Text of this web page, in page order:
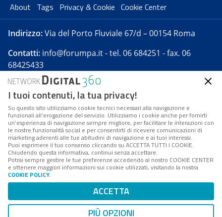
About Tags Privacy & Cookie Cookie Center
Indirizzo:Via del Porto Fluviale 67/d – 00154 Roma
Contatti: info@forumpa.it- tel. 06 684251 - fax. 06
68425433
Forumpa.itè una pubblicazione telematica iscritta
presso Registro della stampa del Tribunale di Roma -
Reg. n. 182 del 2 maggio 2008 - Direttore resp. Michela
Stentella
FPA s.r.l. è società soggetta a Direzione e
Coordinamento da parte di Digital360 S.p.A. - FPA s.r.l.
è un'azienda certificata per il sistema di management
Codice Fiscale/Partita IVA n. 10693191008 - R.E.A. Roma
n. 1249791. ISP AWS
Mappa del sito
I tuoi contenuti, la tua privacy!
Su questo sito utilizziamo cookie tecnici necessari alla navigazione e
funzionali all’erogazione del servizio. Utilizziamo i cookie anche per fornirti
un’esperienza di navigazione sempre migliore, per facilitare le interazioni con
le nostre funzionalità social e per consentirti di ricevere comunicazioni di
marketing aderenti alle tue abitudini di navigazione e ai tuoi interessi.
Puoi esprimere il tuo consenso cliccando su ACCETTA TUTTI I COOKIE.
Chiudendo questa informativa, continui senza accettare.
Potrai sempre gestire le tue preferenze accedendo al nostro COOKIE CENTER
e ottenere maggiori informazioni sui cookie utilizzati, visitando la nostra
COOKIE POLICY.
ACCETTA
PIÙ OPZIONI